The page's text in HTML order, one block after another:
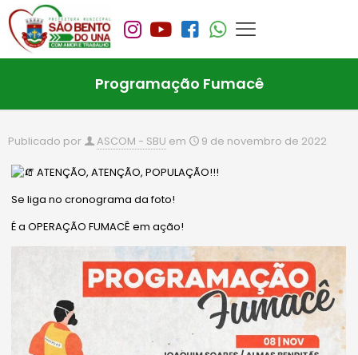
Programação Fumacê
Publicado por ASCOM - SBU em 9 de novembro de 2022
ATENÇÃO, ATENÇÃO, POPULAÇÃO!!!
Se liga no cronograma da foto!
É a OPERAÇÃO FUMACÊ em ação!